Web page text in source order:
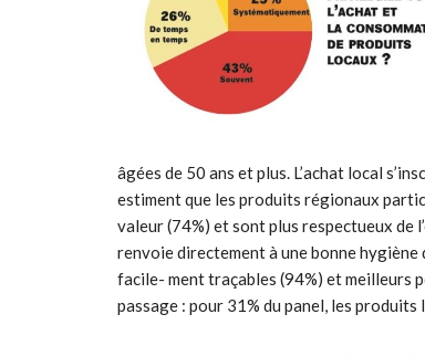
âgées de 50 ans et plus. L’achat local
estiment que les produits régionaux
valeur (74%) et sont plus respectueux de
renvoie directement à une bonne
facile- ment traçables (94%) et meilleurs
passage : pour 31% du panel, les